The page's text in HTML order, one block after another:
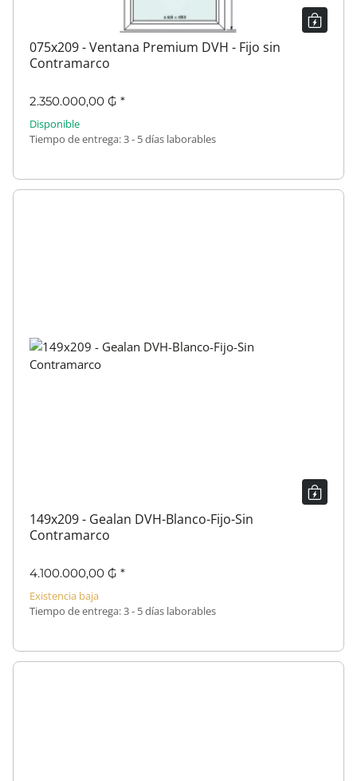
075x209 - Ventana Premium DVH - Fijo sin
Contramarco
2.350.000,00 ₲ *
Disponible
Tiempo de entrega:3 - 5 días laborables
149x209 - Gealan DVH-Blanco-Fijo-Sin
Contramarco
4.100.000,00 ₲ *
Existencia baja
Tiempo de entrega:3 - 5 días laborables